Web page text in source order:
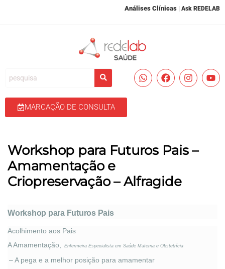
Análises Clínicas Ask REDELAB
MARCAÇÃO DE CONSULTA
Workshop para Futuros Pais –
Amamentação e
Criopreservação – Alfragide
Workshop para Futuros Pais
Acolhimento aos Pais
A Amamentação,
Enfermeira Especialista em Saúde Materna e Obstetrícia
– A pega e a melhor posição para amamentar